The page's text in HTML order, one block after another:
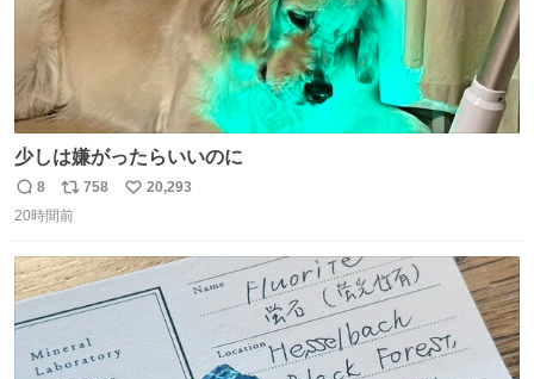
少しは嫌がったらいいのに
返
信
8
リ
ポ
ト
数
758
い
数
20,293
20時間前